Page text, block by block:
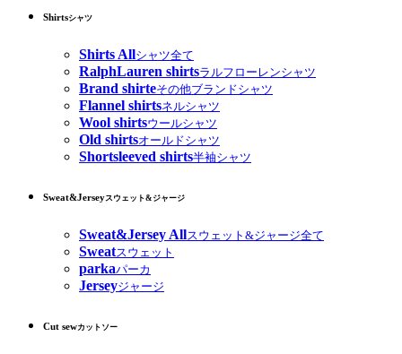
Shirtsシャツ
Shirts Allシャツ全て
RalphLauren shirtsラルフローレンシャツ
Brand shirteその他ブランドシャツ
Flannel shirtsネルシャツ
Wool shirtsウールシャツ
Old shirtsオールドシャツ
Shortsleeved shirts半袖シャツ
Sweat&Jerseyスウェット&ジャージ
Sweat&Jersey Allスウェット&ジャージ全て
Sweatスウェット
parkaパーカ
Jerseyジャージ
Cut sewカットソー